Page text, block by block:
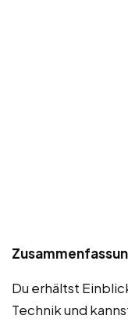
Du erhältst
Technik und